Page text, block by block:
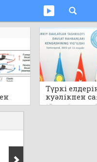
Түркі
куәлікпен
болмақ
17 сағат бұрын